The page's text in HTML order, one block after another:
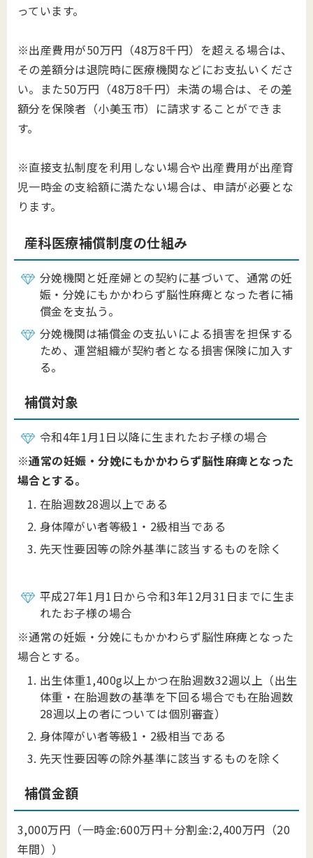
っています。
※出産費用が50万円（48万8千円）を超える場合は、
その差額分は退院時に医療機関などにお支払いくださ
い。また50万円（48万8千円）未満の場合は、その差
額分を保険者（小美玉市）に請求することができま
す。
※直接支払制度を利用しない場合や出産費用が出産育
児一時金の支給額に満たない場合は、申請が必要とな
ります。
産科医療補償制度の仕組み
分娩機関と妊産婦との契約に基づいて、通常の妊
娠・分娩にもかかわらず脳性麻痺となった者に補
償金を支払う。
分娩機関は補償金の支払いによる損害を担保する
ため、運営組織が契約者となる損害保険に加入す
る。
補償対象
令和4年1月1日以降に生まれたお子様の場合
※通常の妊娠・分娩にもかかわらず脳性麻痺となった
場合とする。
在胎週数28週以上である
身体障がい者等級1・2級相当である
先天性要因等の除外基準に該当するものを除く
平成27年1月1日から令和3年12月31日までに生ま
れたお子様の場合
※通常の妊娠・分娩にもかかわらず脳性麻痺となった
場合とする。
出生体重1,400g以上かつ在胎週数32週以上（出生
体重・在胎週数の基準を下回る場合でも在胎週数
28週以上の者については個別審査）
身体障がい者等級1・2級相当である
先天性要因等の除外基準に該当するものを除く
補償金額
3,000万円（一時金:600万円＋分割金:2,400万円（20
年間））